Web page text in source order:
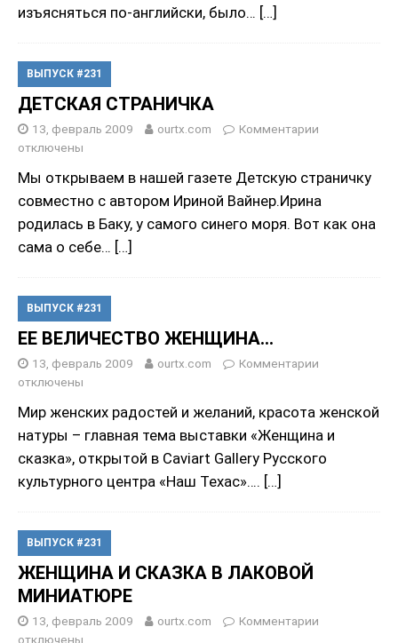
изъясняться по-английски, было… […]
ВЫПУСК #231
ДЕТСКАЯ СТРАНИЧКА
13, февраль 2009 ourtx.com
Комментарии
отключены
Мы открываем в нашей газете Детскую страничку
совместно с автором Ириной Вайнер.Ирина
родилась в Баку, у самого синего моря. Вот как она
сама о себе… […]
ВЫПУСК #231
ЕЕ ВЕЛИЧЕСТВО ЖЕНЩИНА…
13, февраль 2009 ourtx.com
Комментарии
отключены
Мир женских радостей и желаний, красота женской
натуры – главная тема выставки «Женщина и
сказка», открытой в Caviart Gallery Русского
культурного центра «Наш Техас»…. […]
ВЫПУСК #231
ЖЕНЩИНА И СКАЗКА В ЛАКОВОЙ
МИНИАТЮРЕ
13, февраль 2009 ourtx.com
Комментарии
отключены